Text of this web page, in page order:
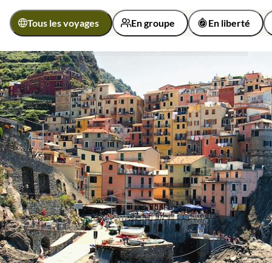
Patrimoine et NatureCinque Terre à la Toscane
93% de satisfaction(170 avis)
Tous les voyages En groupe En liberté
Activité
Découverte Randonnée
Vélo
Budget
De 750 à 1 250 $CAD
De 1 250 à 2 000 $CAD
De 2 000 à 3 000 $CAD